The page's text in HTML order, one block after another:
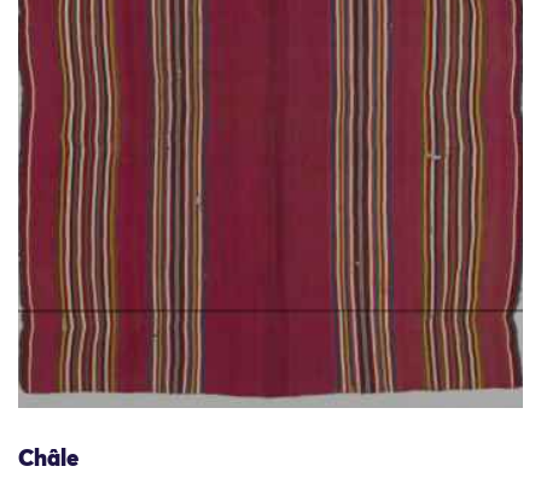
Châle